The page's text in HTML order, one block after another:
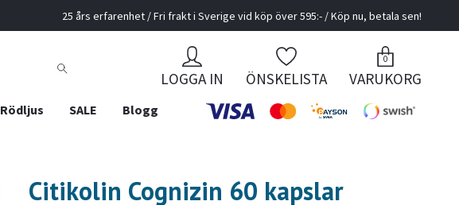
25 års erfarenhet / Fri frakt i Sverige vid köp över 595:- / Köp nu, betala sen!
LOGGA IN ÖNSKELISTA
0
VARUKORG
Rödljus SALE Blogg
Citikolin Cognizin 60 kapslar